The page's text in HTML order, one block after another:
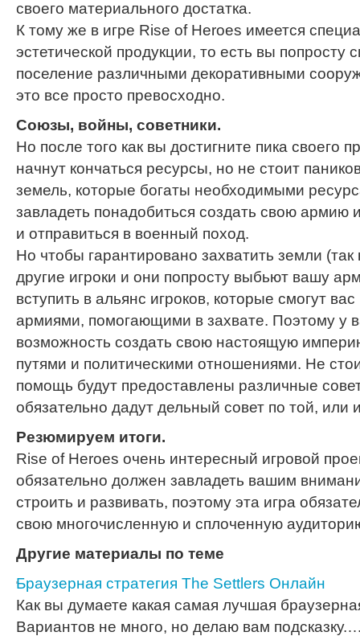
своего материального достатка.
К тому же в игре Rise of Heroes имеется
эстетической продукции, то есть вы попросту
поселение различными декоративными
это все просто превосходно.
Союзы, войны, советники.
Но после того как вы достигните пика своего
начнут кончаться ресурсы, но не стоит
земель, которые богаты необходимыми
завладеть понадобиться создать свою армию
и отправиться в военный поход.
Но чтобы гарантировано захватить земли (так
другие игроки и они попросту выбьют вашу
вступить в альянс игроков, которые смогут
армиями, помогающими в захвате. Поэтому у
возможность создать свою настоящую
путями и политическими отношениями. Не
помощь будут предоставлены различные
обязательно дадут дельный совет по той, или
Резюмируем итоги.
Rise of Heroes очень интересный игровой
обязательно должен завладеть вашим
строить и развивать, поэтому эта игра
свою многочисленную и сплоченную
Другие материалы по теме
Браузерная стратегия The Settlers Онлайн
Как вы думаете какая самая лучшая
Вариантов не много, но делаю вам